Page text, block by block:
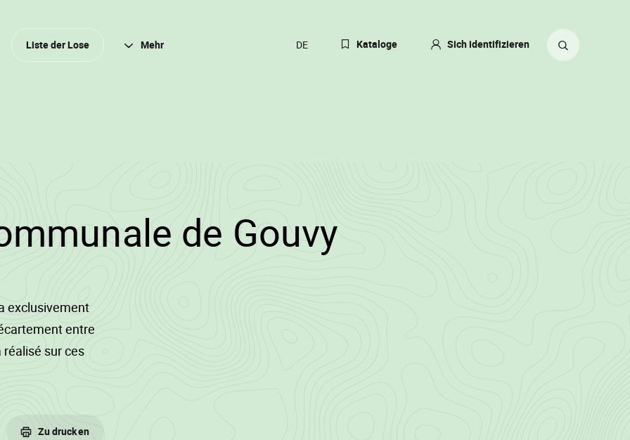
3199/9574/6)
de Gouvy
exclusivement
entre
sur ces
les souches
Zu drucken
Liste der Lose Mehr Kataloge Sich identifizieren